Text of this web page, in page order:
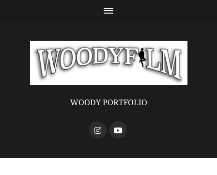
WOODY PORTFOLIO